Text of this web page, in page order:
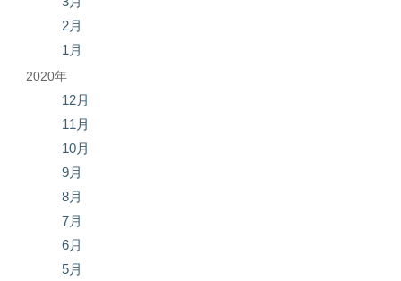
2月
1月
2020年
12月
11月
10月
9月
8月
7月
6月
5月